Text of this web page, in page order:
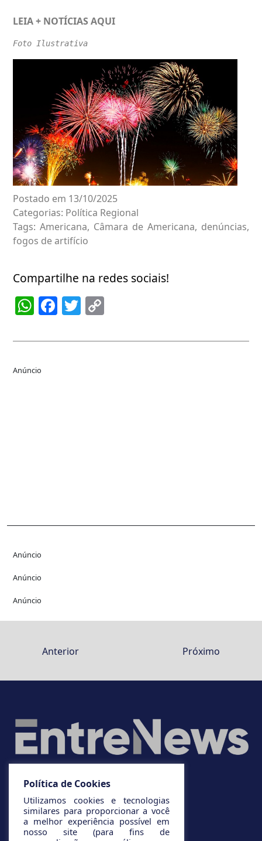
LEIA + NOTÍCIAS AQUI
Foto Ilustrativa
Postado em 13/10/2025
Categorias: Política Regional
Tags: Americana, Câmara de Americana, denúncias,
fogos de artifício
Compartilhe na redes sociais!
WhatsApp
Facebook
Twitter
Anúncio
Anúncio
Anúncio
Anúncio
Anterior Próximo
Política de Cookies
Utilizamos cookies e tecnologias
similares para proporcionar a você
a melhor experiência possível em
nosso site (para fins de